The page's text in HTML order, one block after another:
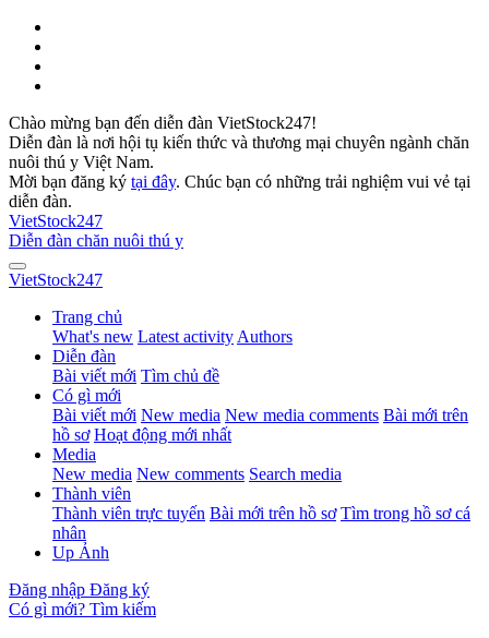
Chào mừng bạn đến diễn đàn VietStock247!
Diễn đàn là nơi hội tụ kiến thức và thương mại chuyên ngành chăn
nuôi thú y Việt Nam.
Mời bạn đăng ký tại đây. Chúc bạn có những trải nghiệm vui vẻ tại
diễn đàn.
VietStock247
Diễn đàn chăn nuôi thú y
VietStock247
Trang chủ
What's new Latest activity Authors
Diễn đàn
Bài viết mới Tìm chủ đề
Có gì mới
Bài viết mới New media New media comments Bài mới trên
hồ sơ Hoạt động mới nhất
Media
New media New comments Search media
Thành viên
Thành viên trực tuyến Bài mới trên hồ sơ Tìm trong hồ sơ cá
nhân
Up Ảnh
Đăng nhập Đăng ký
Có gì mới? Tìm kiếm